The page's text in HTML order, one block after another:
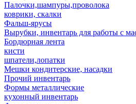
Палочки,шампуры,проволока
коврики, скалки
Фальш-ярусы
Вырубки, инвентарь для работы с
Бордюрная лента
кисти
шпатели,лопатки
Мешки кондитерские, насадки
Прочий инвентарь
Формы металлические
кухонный инвентарь